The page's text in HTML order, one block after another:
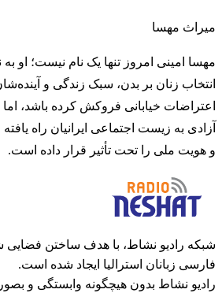
میراث مهسا
مهسا امینی امروز تنها یک نام نیست؛ او
انتخاب زنان بر بدن، سبک زندگی و
اعتراضات خیابانی فروکش کرده باشد،
آزادی به زیست اجتماعی ایرانیان راه
و هویت ملی را تحت تأثیر قرار داده است.
شبکه رادیو نشاط، با هدف ساختن فضایی
فارسی زبانان استرالیا ایجاد شده است.
رادیو نشاط بدون هیچگونه وابستگی و